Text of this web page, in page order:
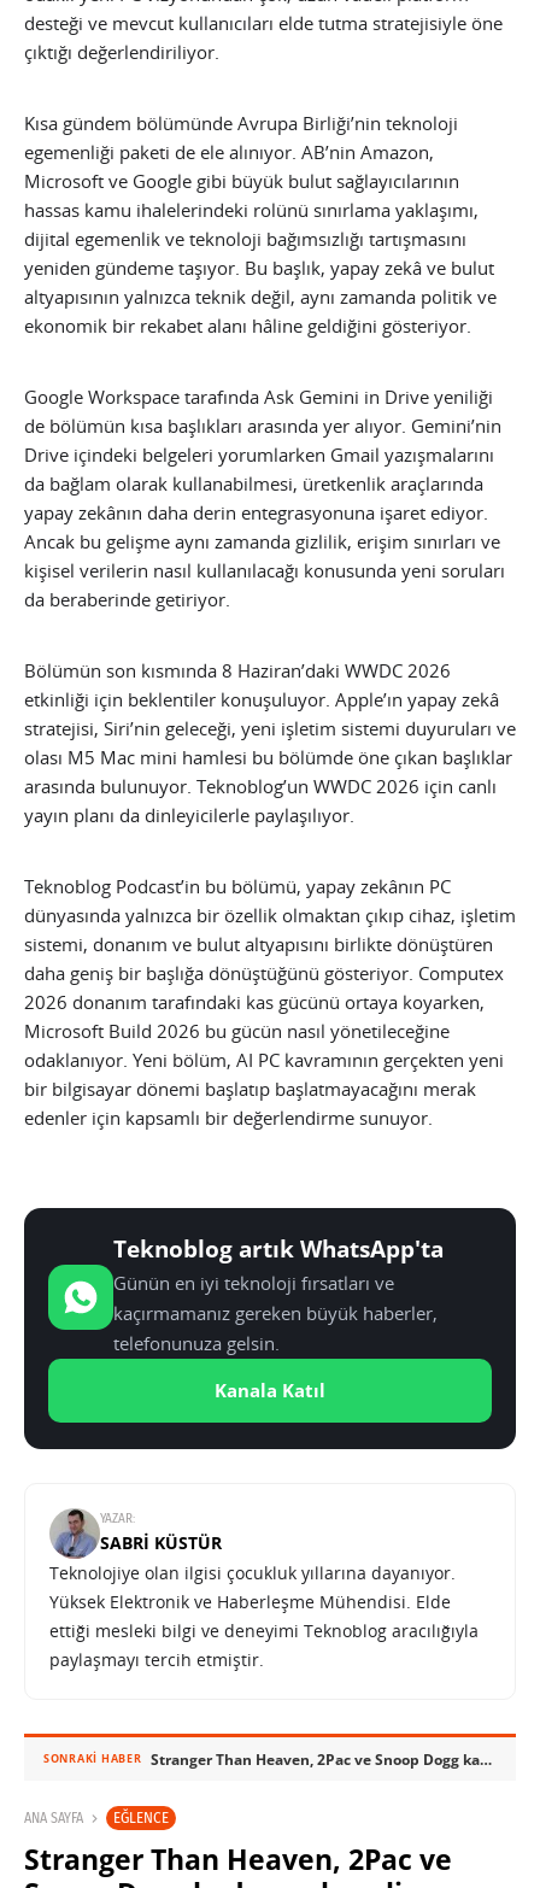
desteği ve mevcut kullanıcıları elde tutma stratejisiyle öne
çıktığı değerlendiriliyor.
Kısa gündem bölümünde Avrupa Birliği’nin teknoloji
egemenliği paketi de ele alınıyor. AB’nin Amazon,
Microsoft ve Google gibi büyük bulut sağlayıcılarının
hassas kamu ihalelerindeki rolünü sınırlama yaklaşımı,
dijital egemenlik ve teknoloji bağımsızlığı tartışmasını
yeniden gündeme taşıyor. Bu başlık, yapay zekâ ve bulut
altyapısının yalnızca teknik değil, aynı zamanda politik ve
ekonomik bir rekabet alanı hâline geldiğini gösteriyor.
Google Workspace tarafında Ask Gemini in Drive yeniliği
de bölümün kısa başlıkları arasında yer alıyor. Gemini’nin
Drive içindeki belgeleri yorumlarken Gmail yazışmalarını
da bağlam olarak kullanabilmesi, üretkenlik araçlarında
yapay zekânın daha derin entegrasyonuna işaret ediyor.
Ancak bu gelişme aynı zamanda gizlilik, erişim sınırları ve
kişisel verilerin nasıl kullanılacağı konusunda yeni soruları
da beraberinde getiriyor.
Bölümün son kısmında 8 Haziran’daki WWDC 2026
etkinliği için beklentiler konuşuluyor. Apple’ın yapay zekâ
stratejisi, Siri’nin geleceği, yeni işletim sistemi duyuruları ve
olası M5 Mac mini hamlesi bu bölümde öne çıkan başlıklar
arasında bulunuyor. Teknoblog’un WWDC 2026 için canlı
yayın planı da dinleyicilerle paylaşılıyor.
Teknoblog Podcast’in bu bölümü, yapay zekânın PC
dünyasında yalnızca bir özellik olmaktan çıkıp cihaz, işletim
sistemi, donanım ve bulut altyapısını birlikte dönüştüren
daha geniş bir başlığa dönüştüğünü gösteriyor. Computex
2026 donanım tarafındaki kas gücünü ortaya koyarken,
Microsoft Build 2026 bu gücün nasıl yönetileceğine
odaklanıyor. Yeni bölüm, AI PC kavramının gerçekten yeni
bir bilgisayar dönemi başlatıp başlatmayacağını merak
edenler için kapsamlı bir değerlendirme sunuyor.
Teknoblog artık WhatsApp'ta
Günün en iyi teknoloji fırsatları ve
kaçırmamanız gereken büyük haberler,
telefonunuza gelsin.
Kanala Katıl
YAZAR:
SABRI KÜSTÜR
Teknolojiye olan ilgisi çocukluk yıllarına dayanıyor.
Yüksek Elektronik ve Haberleşme Mühendisi. Elde
ettiği mesleki bilgi ve deneyimi Teknoblog aracılığıyla
paylaşmayı tercih etmiştir.
SONRAKI HABER Stranger Than Heaven, 2Pac ve Snoop Dogg kadrosuyla geliyor
ANA SAYFA EĞLENCE
Stranger Than Heaven, 2Pac ve